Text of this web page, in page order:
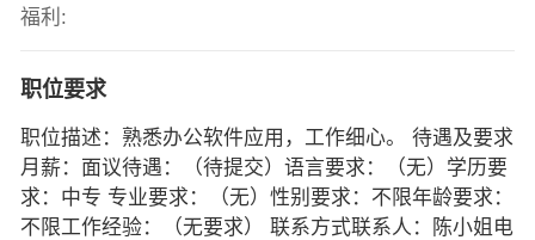
福利:
职位要求
职位描述：熟悉办公软件应用，工作细心。 待遇及要求
月薪：面议待遇：（待提交）语言要求：（无）学历要
求：中专 专业要求：（无）性别要求：不限年龄要求：
不限工作经验：（无要求） 联系方式联系人：陈小姐电